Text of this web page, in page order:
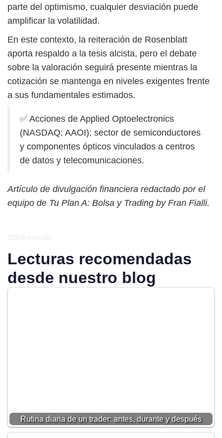
parte del optimismo, cualquier desviación puede
amplificar la volatilidad.
En este contexto, la reiteración de Rosenblatt
aporta respaldo a la tesis alcista, pero el debate
sobre la valoración seguirá presente mientras la
cotización se mantenga en niveles exigentes frente
a sus fundamentales estimados.
✅ Acciones de Applied Optoelectronics
(NASDAQ: AAOI); sector de semiconductores
y componentes ópticos vinculados a centros
de datos y telecomunicaciones.
Artículo de divulgación financiera redactado por el
equipo de Tu Plan A: Bolsa y Trading by Fran Fialli.
Lecturas recomendadas
desde nuestro blog
Rutina diaria de un trader: antes, durante y después